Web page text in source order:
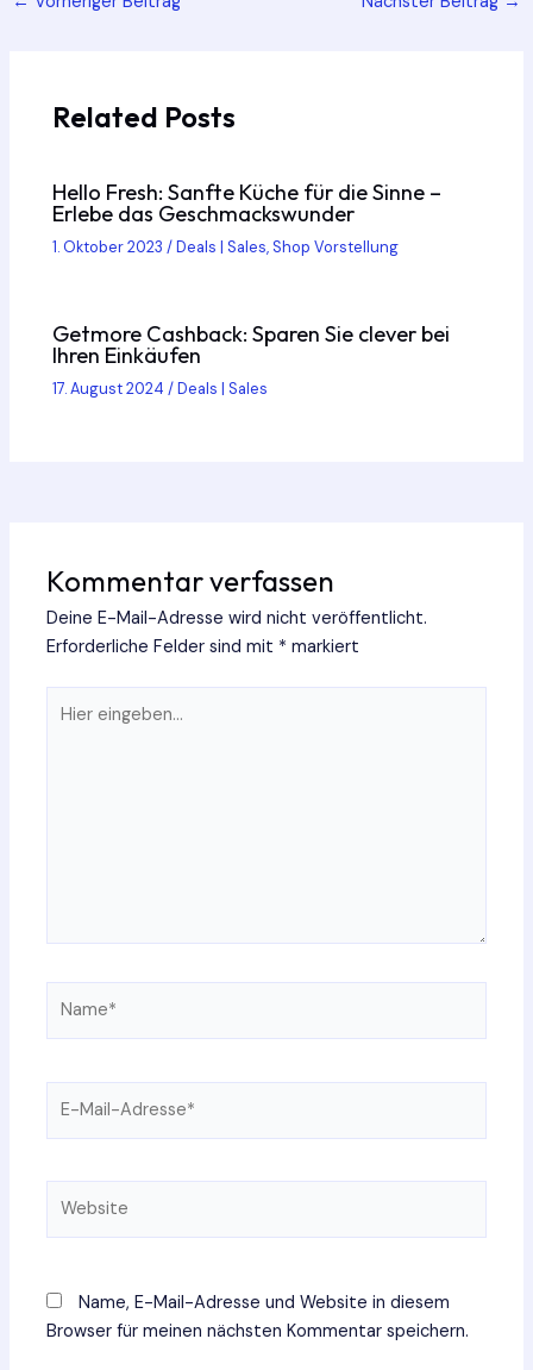
Related Posts
Hello Fresh: Sanfte Küche für die Sinne –
Erlebe das Geschmackswunder
1. Oktober 2023/Deals | Sales,Shop Vorstellung
Getmore Cashback: Sparen Sie clever bei
Ihren Einkäufen
17. August 2024/Deals | Sales
Kommentar verfassen
Deine E-Mail-Adresse wird nicht veröffentlicht.
Erforderliche Felder sind mit * markiert
eingeben…
Mail-
Name, E-Mail-Adresse und Website in diesem
Browser für meinen nächsten Kommentar speichern.